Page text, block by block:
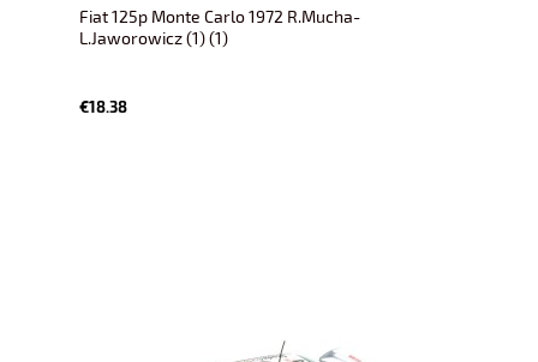
Fiat 125p Monte Carlo 1972 R.Mucha-
L.Jaworowicz (1) (1)
€18.38